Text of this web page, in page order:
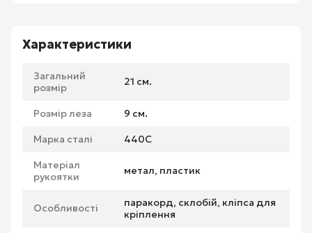
Характеристики
Загальний
розмір
21 см.
Розмір леза 9 см.
Марка сталі 440С
Матеріал
рукоятки
метал, пластик
Особливості
паракорд, склобій, кліпса для
кріплення